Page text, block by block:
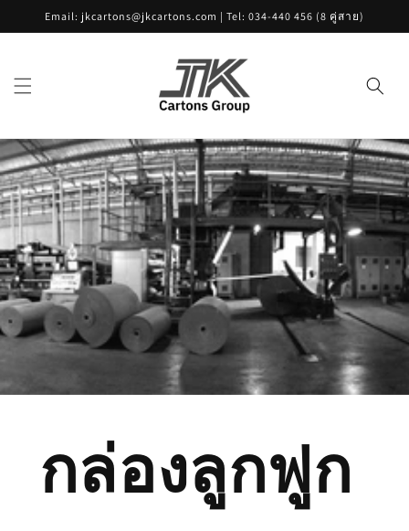
เนื้อหา
Email: jkcartons@jkcartons.com | Tel: 034-440 456 (8 คู่สาย)
กล่องลูกฟูก